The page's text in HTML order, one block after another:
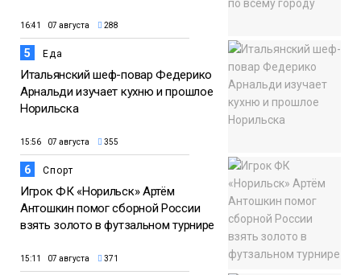
16:41 07 августа 288
5 Еда
Итальянский шеф-повар Федерико
Арнальди изучает кухню и прошлое
Норильска
15:56 07 августа 355
6 Спорт
Игрок ФК «Норильск» Артём
Антошкин помог сборной России
взять золото в футзальном турнире
15:11 07 августа 371